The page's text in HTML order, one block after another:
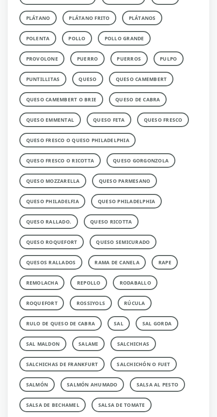
PLÁTANO PLÁTANO FRITO PLÁTANOS
POLENTA POLLO POLLO GRANDE
PROVOLONE PUERRO PUERROS PULPO
PUNTILLITAS QUESO QUESO CAMEMBERT
QUESO CAMEMBERT O BRIE QUESO DE CABRA
QUESO EMMENTAL QUESO FETA QUESO FRESCO
QUESO FRESCO O QUESO PHILADELPHIA
QUESO FRESCO O RICOTTA QUESO GORGONZOLA
QUESO MOZZARELLA QUESO PARMESANO
QUESO PHILADELFIA QUESO PHILADELPHIA
QUESO RALLADO. QUESO RICOTTA
QUESO ROQUEFORT QUESO SEMICURADO
QUESOS RALLADOS RAMA DE CANELA RAPE
REMOLACHA REPOLLO RODABALLO
ROQUEFORT ROSSIYOLS RÚCULA
RULO DE QUESO DE CABRA SAL SAL GORDA
SAL MALDON SALAMI SALCHICHAS
SALCHICHAS DE FRANKFURT SALCHICHÓN O FUET
SALMÓN SALMÓN AHUMADO SALSA AL PESTO
SALSA DE BECHAMEL SALSA DE TOMATE